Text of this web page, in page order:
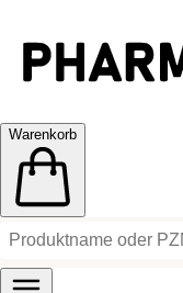
Warenkorb